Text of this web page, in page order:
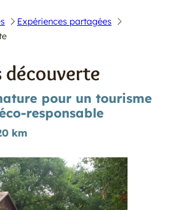
Expériences partagées
découverte
pour un tourisme
responsable
km